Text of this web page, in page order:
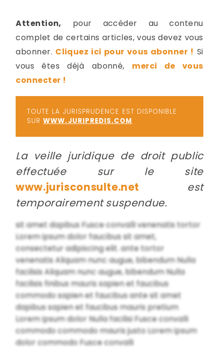
Attention, pour accéder au contenu
complet de certains articles, vous devez vous
abonner. Cliquez ici pour vous abonner ! Si
vous êtes déjà abonné, merci de vous
connecter !
TOUTE LA JURISPRUDENCE EST DISPONIBLE
SURWWW.JURIPREDIS.COM
La veille juridique de droit public
effectuée sur le site
www.jurisconsulte.net est
temporairement suspendue.
sit amet dapibus Fusce convalli venenatis tortor
Lorem ipsum dolor faucibus sit amet,
consectetur adipiscing elit. ante tortor
venenatis Aliquam nunc augue, bibendum Nulla
facilisis Aliquam nunc augue, bibendum Nulla
facilisis finibus mauris sapien et faucibus
commodo sapien et faucibus ante sit amet
dapibus sapien et faucibus mauris pretium
Lorem ipsum dolor Nulla facilisi Fusce convalli
commodo commodo mauris justo Lorem ipsum
dolor commodo Fusce convalli